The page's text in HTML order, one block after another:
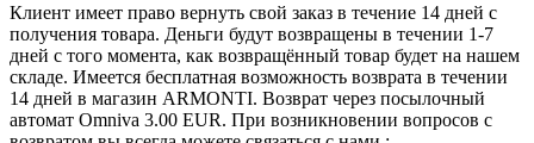
Клиент имеет право вернуть свой заказ в течение 14 дней с
получения товара. Деньги будут возвращены в течении 1-7
дней с того момента, как возвращённый товар будет на нашем
складе. Имеется бесплатная возможность возврата в течении
14 дней в магазин ARMONTI. Возврат через посылочный
автомат Omniva 3.00 EUR. При возникновении вопросов с